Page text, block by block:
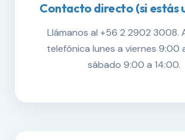
Contacto directo (si estás
Llámanos al +56 2 2902 3008.
telefónica lunes a viernes 9:00
sábado 9:00 a 14:00.